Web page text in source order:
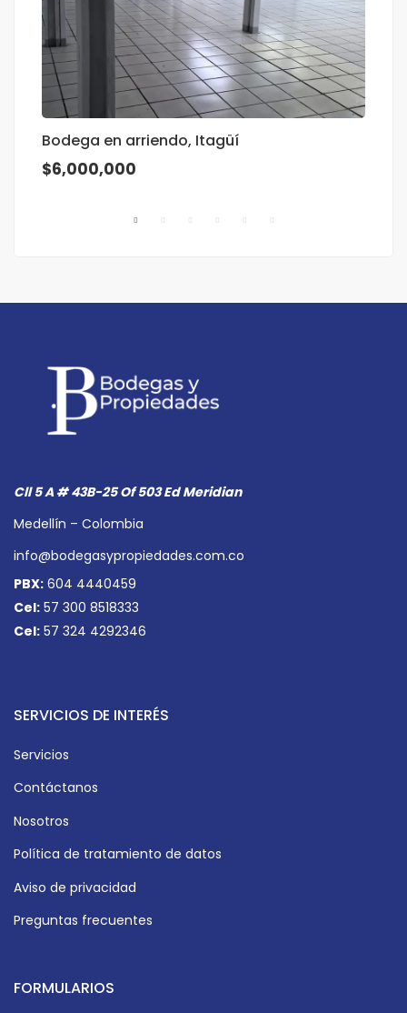
Bodega en arriendo, Itagüí
$6,000,000
Cll 5 A # 43B-25 Of 503 Ed Meridian
Medellín – Colombia
info@bodegasypropiedades.com.co
PBX: 604 4440459
Cel: 57 300 8518333
Cel: 57 324 4292346
SERVICIOS DE INTERÉS
Servicios
Contáctanos
Nosotros
Política de tratamiento de datos
Aviso de privacidad
Preguntas frecuentes
FORMULARIOS